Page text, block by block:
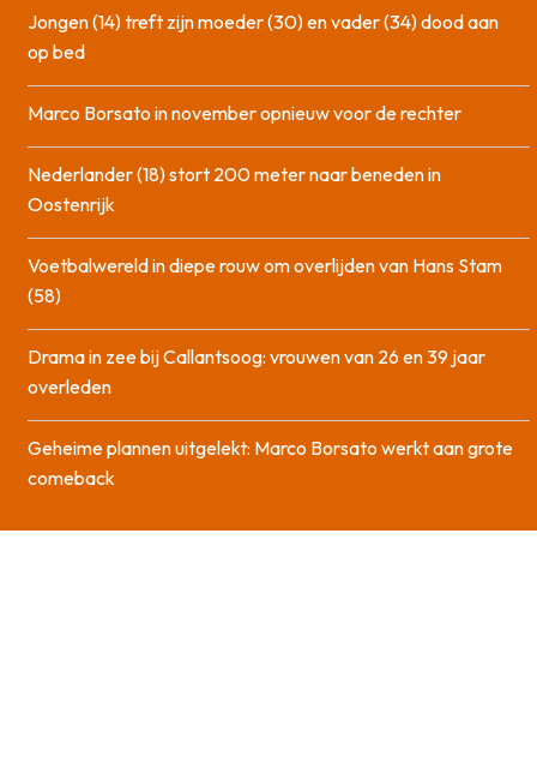
Jongen (14) treft zijn moeder (30) en vader (34) dood aan
op bed
Marco Borsato in november opnieuw voor de rechter
Nederlander (18) stort 200 meter naar beneden in
Oostenrijk
Voetbalwereld in diepe rouw om overlijden van Hans Stam
(58)
Drama in zee bij Callantsoog: vrouwen van 26 en 39 jaar
overleden
Geheime plannen uitgelekt: Marco Borsato werkt aan grote
comeback